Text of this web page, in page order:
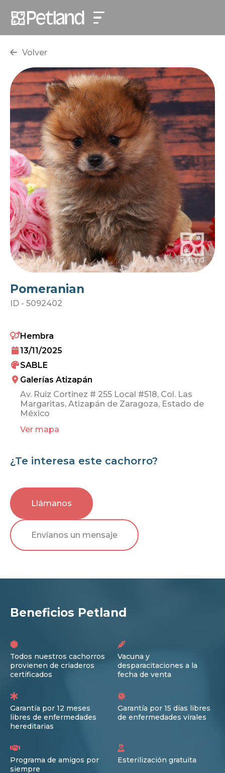
Volver
Pomeranian
ID - 5092402
Hembra
13/11/2025
SABLE
Galerías Atizapán
Av. Ruiz Cortinez # 255 Local #518, Col. Las
Margaritas, Atizapán de Zaragoza, Estado de
México
Ver mapa
¿Te interesa este cachorro?
Llámanos
Envíanos un mensaje
Beneficios Petland
Todos nuestros cachorros
provienen de criaderos
certificados
Vacuna y
desparacitaciones a la
fecha de venta
Garantía por 12 meses
libres de enfermedades
hereditarias
Garantía por 15 días libres
de enfermedades virales
Programa de amigos por
siempre
Esterilización gratuita